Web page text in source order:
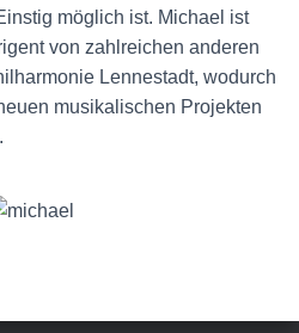
möglich ist. Michael ist
von zahlreichen anderen
Lennestadt, wodurch
musikalischen Projekten